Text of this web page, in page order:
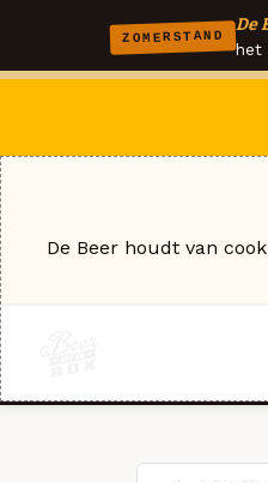
ZOMERSTAND
De
het
De Beer houdt van